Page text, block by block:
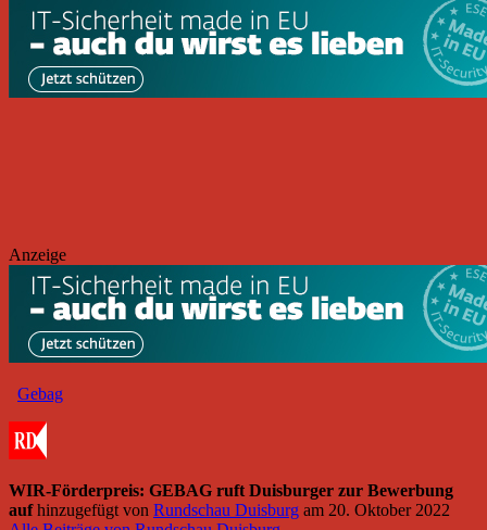
Anzeige
Gebag
WIR-Förderpreis: GEBAG ruft Duisburger zur Bewerbung
aufhinzugefügt von Rundschau Duisburg am 20. Oktober 2022